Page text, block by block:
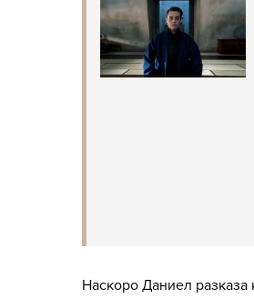
Наскоро Даниел разказа